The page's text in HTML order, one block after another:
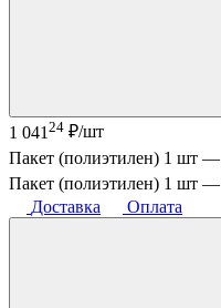
1 041 24 ₽/шт
Пакет (полиэтилен) 1 шт —
Пакет (полиэтилен) 1 шт —
Доставка
Оплата